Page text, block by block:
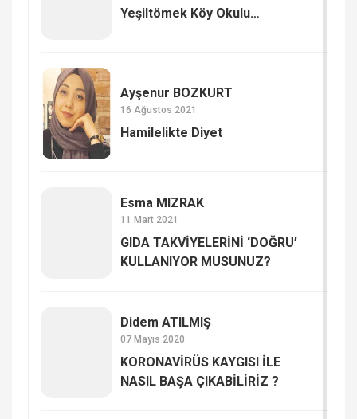
Yeşiltömek Köy Okulu…
Ayşenur BOZKURT
16 Ağustos 2021
Hamilelikte Diyet
Esma MIZRAK
11 Mart 2021
GIDA TAKVİYELERİNİ ‘DOĞRU’
KULLANIYOR MUSUNUZ?
Didem ATILMIŞ
07 Mayıs 2020
KORONAVİRÜS KAYGISI İLE
NASIL BAŞA ÇIKABİLİRİZ ?